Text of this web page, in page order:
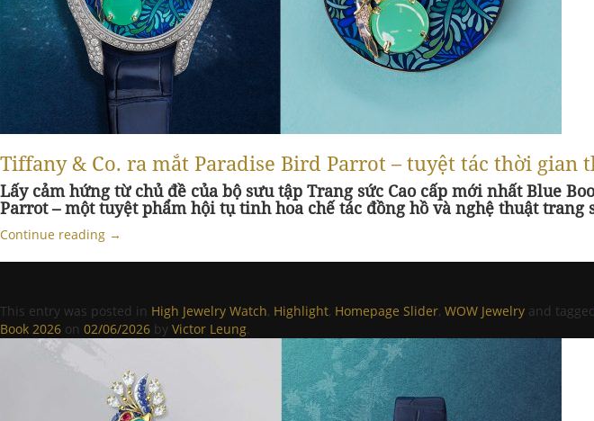
Tiffany & Co. ra mắt Paradise Bird Parrot – tuyệt tác thời gian
Lấy cảm hứng từ chủ đề của bộ sưu tập Trang sức Cao cấp mới nhất Blue
Parrot – một tuyệt phẩm hội tụ tinh hoa chế tác đồng hồ và nghệ thuật trang
Continue reading →
This entry was posted in High Jewelry Watch, Highlight, Homepage Slider, WOW Jewelry and tagged
Book 2026 on 02/06/2026 by Victor Leung.